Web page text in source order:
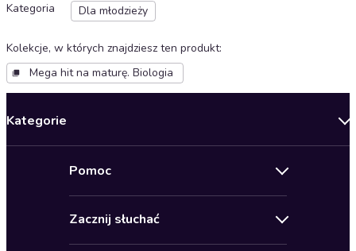
Kategoria
Dla młodzieży
Kolekcje, w których znajdziesz ten produkt:
Mega hit na maturę. Biologia
Kategorie
Pomoc
Pomoc
Zacznij słuchać